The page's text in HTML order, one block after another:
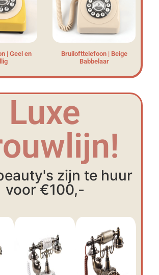
| Geel en
Bruilofttelefoon | Beige
Babbelaar
Luxe
zijn te huur
voor €100,-